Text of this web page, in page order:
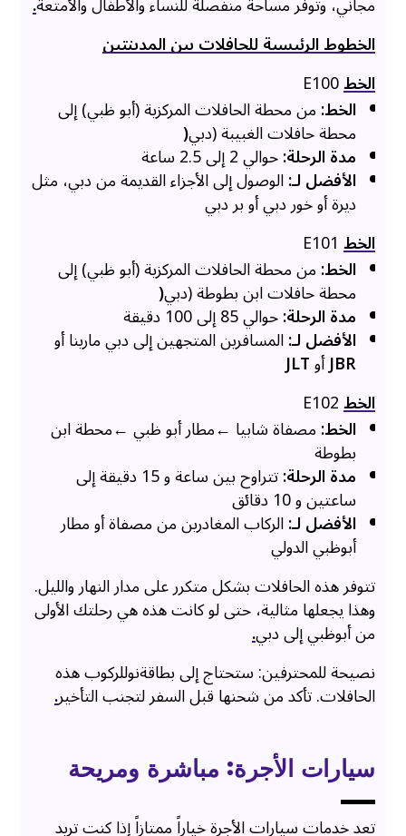
الخطوط الرئيسية للحافلات بين المدينتين
الخطE100
الخط:من محطة الحافلات المركزية (أبو ظبي) إلى
محطة حافلات الغبيبة (دبي(
مدة الرحلة:حوالي 2 إلى 2.5 ساعة
الأفضل لـ:الوصول إلى الأجزاء القديمة من دبي، مثل
ديرة أو خور دبي أو بر دبي
الخط
الخط:من محطة الحافلات المركزية (أبو ظبي) إلى
محطة حافلات ابن بطوطة (دبي(
مدة الرحلة:حوالي 85 إلى 100 دقيقة
الأفضل لـ:المسافرين المتجهين إلى دبي مارينا أو
JBRأو
الخط
الخط:مصفاة شابيا ←مطار أبو ظبي ←محطة ابن
بطوطة
مدة الرحلة: تتراوح بين ساعة و 15 دقيقة إلى
ساعتين و 10 دقائق
الأفضل لـ:الركاب المغادرين من مصفاة أو مطار
أبوظبي الدولي
تتوفر هذه الحافلات بشكل متكرر على مدار النهار والليل.
وهذا يجعلها مثالية، حتى لو كانت هذه هي رحلتك الأولى
من أبوظبي إلى دبي.
نصيحة للمحترفين: ستحتاج إلى بطاقةنوللركوب هذه
الحافلات. تأكد من شحنها قبل السفر لتجنب التأخير.
سيارات الأجرة: مباشرة ومريحة
تعد خدمات سيارات الأجرة خياراً ممتازاً إذا كنت تريد